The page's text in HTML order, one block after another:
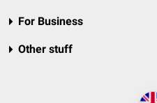
For Business
Other stuff